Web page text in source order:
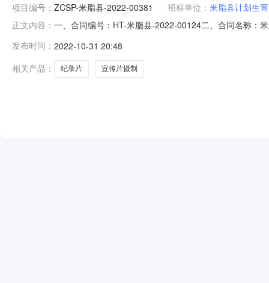
项目编号： ZCSP-米脂县-2022-00381 招标单位： 米脂县计划生
正文内容： 一、合同编号：HT-米脂县-2022-00124二、合同名称：
限公司地址：陕西省榆林市米脂县银州街道广电巷75号
发布时间： 2022-10-31 20:48
相关产品：
纪录片 宣传片摄制